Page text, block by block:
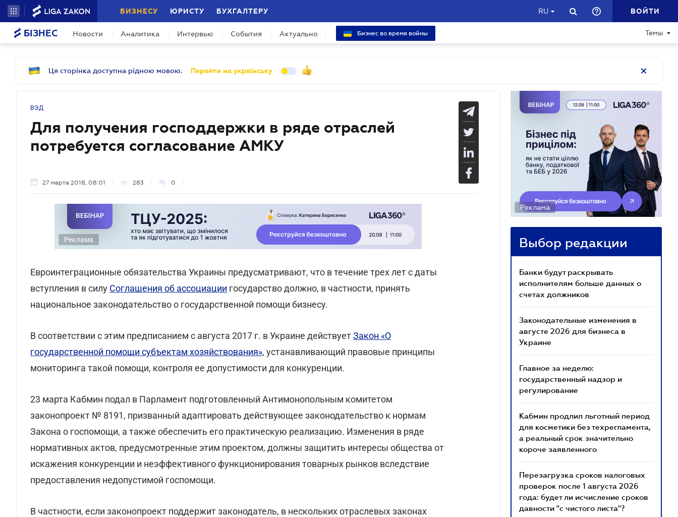
БИЗНЕСУ ЮРИСТУ БУХГАЛТЕРУ RU ВОЙТИ
БІЗНЕС Новости Аналитика Интервью События Актуально Бизнес во время войны Темы
Ця сторінка доступна рідною мовою. Перейти на українську
ВЭД
Для получения господдержки в ряде отраслей
потребуется согласование АМКУ
27 марта 2018, 08:01 283 0
Реклама
Евроинтеграционные обязательства Украины предусматривают, что в течение трех лет с даты
вступления в силу Соглашения об ассоциации государство должно, в частности, принять
национальное законодательство о государственной помощи бизнесу.
В соответствии с этим предписанием с августа 2017 г. в Украине действуетЗакон «О
государственной помощи субъектам хозяйствования», устанавливающий правовые принципы
мониторинга такой помощи, контроля ее допустимости для конкуренции.
23 марта Кабмин подал в Парламент подготовленный Антимонопольным комитетом
законопроект № 8191, призванный адаптировать действующее законодательство к нормам
Закона о госпомощи, а также обеспечить его практическую реализацию. Изменения в ряде
нормативных актов, предусмотренные этим проектом, должны защитить интересы общества от
искажения конкуренции и неэффективного функционирования товарных рынков вследствие
предоставления недопустимой госпомощи.
В частности, если законопроект поддержит законодатель, в нескольких отраслевых законах
Реклама
Выбор редакции
Банки будут раскрывать
исполнителям больше данных о
счетах должников
Законодательные изменения в
августе 2026 для бизнеса в
Украине
Главное за неделю:
государственный надзор и
регулирование
Кабмин продлил льготный период
для косметики без техрегламента,
а реальный срок значительно
короче заявленного
Перезагрузка сроков налоговых
проверок после 1 августа 2026
года: будет ли исчисление сроков
давности "с чистого листа"?